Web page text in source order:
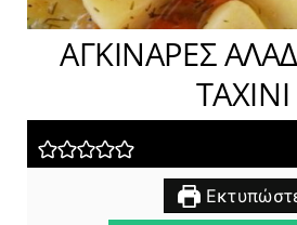
ΑΓΚΙΝΑΡΕΣ
ΤΑΧΙΝΙ